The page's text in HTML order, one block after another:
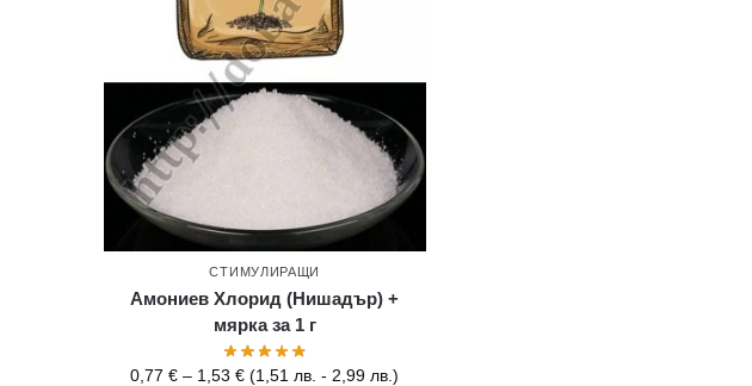
СТИМУЛИРАЩИ
Амониев Хлорид (Нишадър) +
мярка за 1 г
0,77€ – 1,53€ (1,51 лв. - 2,99 лв.)